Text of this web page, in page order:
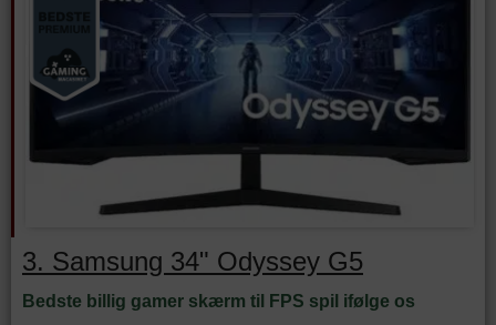
3. Samsung 34" Odyssey G5
Bedste billig gamer skærm til FPS spil ifølge os